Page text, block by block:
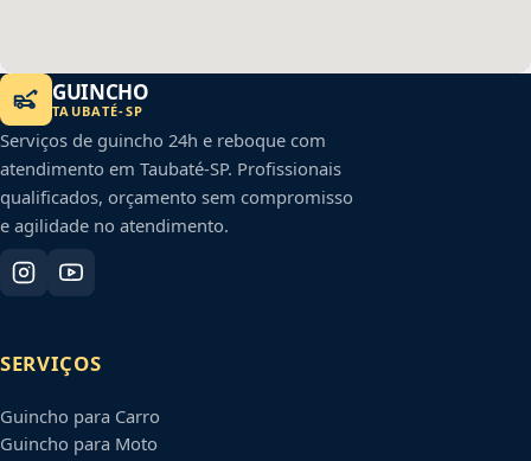
GUINCHO
TAUBATÉ-SP
Serviços de guincho 24h e reboque com
atendimento em Taubaté-SP. Profissionais
qualificados, orçamento sem compromisso
e agilidade no atendimento.
SERVIÇOS
Guincho para Carro
Guincho para Moto